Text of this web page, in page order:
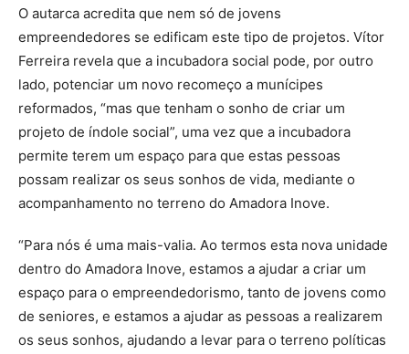
O autarca acredita que nem só de jovens
empreendedores se edificam este tipo de projetos. Vítor
Ferreira revela que a incubadora social pode, por outro
lado, potenciar um novo recomeço a munícipes
reformados, “mas que tenham o sonho de criar um
projeto de índole social”, uma vez que a incubadora
permite terem um espaço para que estas pessoas
possam realizar os seus sonhos de vida, mediante o
acompanhamento no terreno do Amadora Inove.
“Para nós é uma mais-valia. Ao termos esta nova unidade
dentro do Amadora Inove, estamos a ajudar a criar um
espaço para o empreendedorismo, tanto de jovens como
de seniores, e estamos a ajudar as pessoas a realizarem
os seus sonhos, ajudando a levar para o terreno políticas